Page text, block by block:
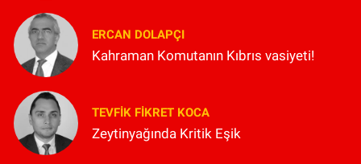
ERCAN DOLAPÇI
Kahraman Komutanın Kıbrıs vasiyeti!
TEVFIK FIKRET KOCA
Zeytinyağında Kritik Eşik